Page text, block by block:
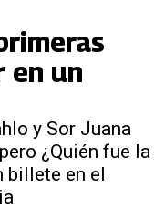
en un
y Sor Juana
¿Quién fue la
billete en el